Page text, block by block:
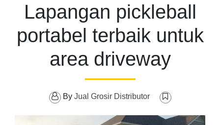
Lapangan pickleball
portabel terbaik untuk
area driveway
By Jual Grosir Distributor